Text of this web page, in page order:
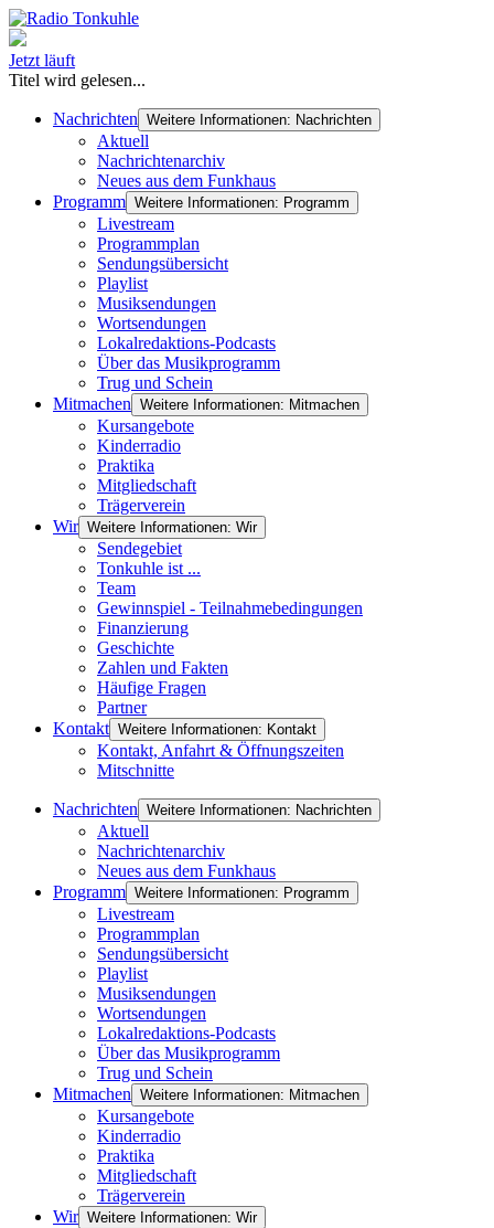
Jetzt läuft
Titel wird gelesen...
Nachrichten Weitere Informationen: Nachrichten
Aktuell
Nachrichtenarchiv
Neues aus dem Funkhaus
Programm Weitere Informationen: Programm
Livestream
Programmplan
Sendungsübersicht
Playlist
Musiksendungen
Wortsendungen
Lokalredaktions-Podcasts
Über das Musikprogramm
Trug und Schein
Mitmachen Weitere Informationen: Mitmachen
Kursangebote
Kinderradio
Praktika
Mitgliedschaft
Trägerverein
Wir Weitere Informationen: Wir
Sendegebiet
Tonkuhle ist ...
Team
Gewinnspiel - Teilnahmebedingungen
Finanzierung
Geschichte
Zahlen und Fakten
Häufige Fragen
Partner
Kontakt Weitere Informationen: Kontakt
Kontakt, Anfahrt & Öffnungszeiten
Mitschnitte
Nachrichten Weitere Informationen: Nachrichten
Aktuell
Nachrichtenarchiv
Neues aus dem Funkhaus
Programm Weitere Informationen: Programm
Livestream
Programmplan
Sendungsübersicht
Playlist
Musiksendungen
Wortsendungen
Lokalredaktions-Podcasts
Über das Musikprogramm
Trug und Schein
Mitmachen Weitere Informationen: Mitmachen
Kursangebote
Kinderradio
Praktika
Mitgliedschaft
Trägerverein
Wir Weitere Informationen: Wir